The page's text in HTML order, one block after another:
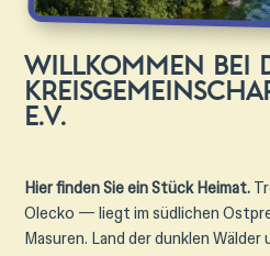
Willkommen bei
e.V.
Hier finden Sie ein Stück Heimat.
Olecko — liegt im südlichen
Masuren. Land der dunklen